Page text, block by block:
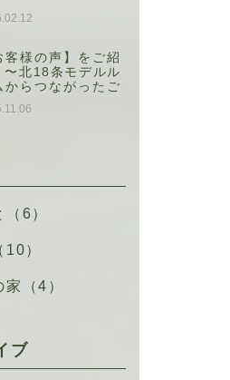
客様の声】をご紹
北18条モデルル
からつながったご
6）
）
（4）
ブ